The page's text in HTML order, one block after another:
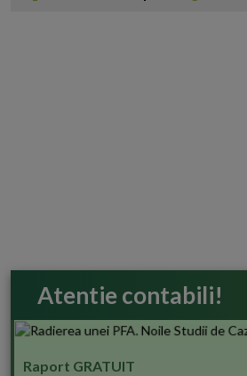
Atentie contabili!
Raport GRATUIT